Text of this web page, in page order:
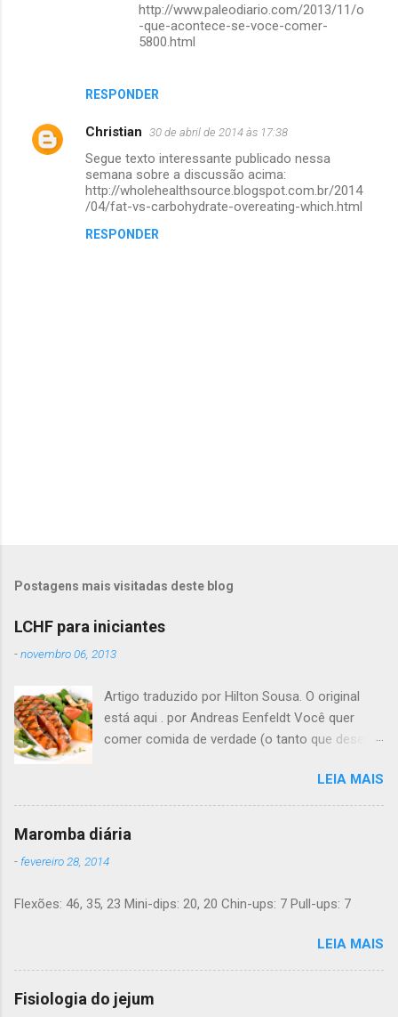
RESPONDER
http://www.paleodiario.com/2013/11/o
-que-acontece-se-voce-comer-
5800.html
Christian 30 de abril de 2014 às 17:38
Segue texto interessante publicado nessa
semana sobre a discussão acima:
http://wholehealthsource.blogspot.com.br/2014
/04/fat-vs-carbohydrate-overeating-which.html
RESPONDER
t
r
u
m
m
e
n
t
á
o
Postagens mais visitadas deste blog
LCHF para iniciantes
-novembro 06, 2013
Artigo traduzido por Hilton Sousa. O original
está aqui . por Andreas Eenfeldt Você quer
comer comida de verdade (o tanto que desejar)
"bom demais para ser verdade", mas LCHF (low
carb, high fat - pouco carboidrato, muita
gordura) é um método que tem sido usado há
suporte com provas de que funciona. Não é
nem "substituições de refeições" bizarras, nem
senso. E toda a informação dada aqui é 100%
grátis. Introdução Uma dieta LCHF indica que
você come menos carboidratos e uma
LEIA MAIS
Maromba diária
- fevereiro 28, 2014
Flexões: 46, 35, 23 Mini-dips: 20, 20 Chin-ups: 7 Pull-ups: 7
LEIA MAIS
Fisiologia do jejum